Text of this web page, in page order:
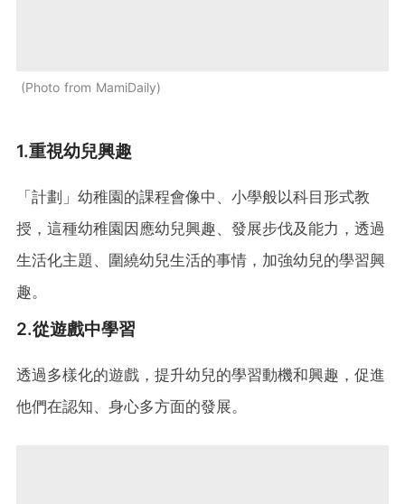
Photo from MamiDaily
1.重視幼兒興趣
「計劃」幼稚園的課程會像中、小學般以科目形式教
授，這種幼稚園因應幼兒興趣、發展步伐及能力，透過
生活化主題、圍繞幼兒生活的事情，加強幼兒的學習興
趣。
2.從遊戲中學習
透過多樣化的遊戲，提升幼兒的學習動機和興趣，促進
他們在認知、身心多方面的發展。